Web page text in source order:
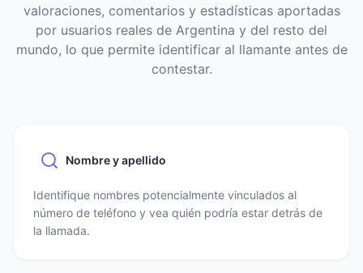
valoraciones, comentarios y estadísticas aportadas
por usuarios reales de Argentina y del resto del
mundo, lo que permite identificar al llamante antes de
contestar.
Nombre y apellido
Identifique nombres potencialmente vinculados al
número de teléfono y vea quién podría estar detrás de
la llamada.